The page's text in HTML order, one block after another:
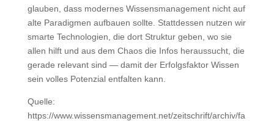
glauben, dass modernes Wissensmanagement nicht auf
alte Paradigmen aufbauen sollte. Stattdessen nutzen wir
smarte Technologien, die dort Struktur geben, wo sie
allen hilft und aus dem Chaos die Infos heraussucht, die
gerade relevant sind — damit der Erfolgsfaktor Wissen
sein volles Potenzial entfalten kann.
Quelle:
https://www.wissensmanagement.net/zeitschrift/archiv/fa